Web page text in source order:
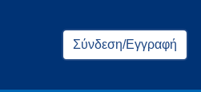
Σύνδεση/Εγγραφή